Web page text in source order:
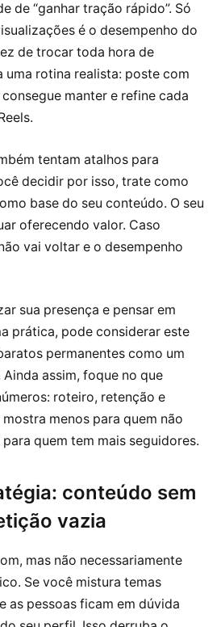
de “ganhar tração rápido”. Só
é o desempenho do
de trocar toda hora de
uma rotina realista: poste com
manter e refine cada
tentam atalhos para
decidir por isso, trate como
base do seu conteúdo. O seu
oferecendo valor. Caso
vai voltar e o desempenho
sua presença e pensar em
prática, pode considerar este
permanentes como um
assim, foque no que
roteiro, retenção e
menos para quem não
quem tem mais seguidores.
conteúdo sem
vazia
mas não necessariamente
Se você mistura temas
as pessoas ficam em dúvida